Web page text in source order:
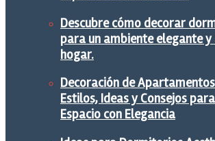
Descubre cómo decorar
para un ambiente elegante
hogar.
Decoración de
Estilos, Ideas y Consejos
Espacio con Elegancia